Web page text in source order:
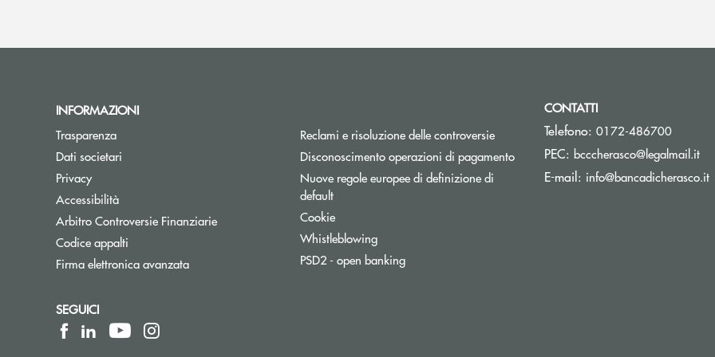
INFORMAZIONI
Trasparenza
Dati societari
Privacy
Accessibilità
Arbitro Controversie FinanziarieApre una nuova finestra
Codice appalti
Firma elettronica avanzata
Reclami e risoluzione delle controversie
Disconoscimento operazioni di pagamentoApre una nuova finestra
Nuove regole europee di definizione di
default
Cookie
Whistleblowing
PSD2 - open banking
CONTATTI
Telefono: 0172-486700
PEC: bcccherasco@legalmail.it(si
E-mail: info@bancadicherasco.it
SEGUICI